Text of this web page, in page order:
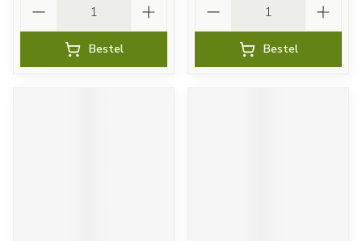
Bestel Bestel